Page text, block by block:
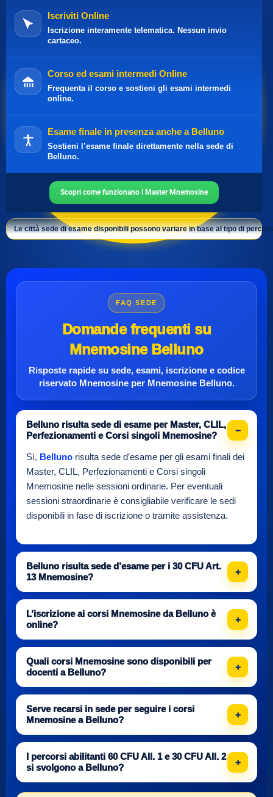
Iscriviti Online
Iscrizione interamente telematica. Nessun invio
cartaceo.
Corso ed esami intermedi Online
Frequenta il corso e sostieni gli esami intermedi
online.
Esame finale in presenza anche a Belluno
Sostieni l’esame finale direttamente nella sede di
Belluno.
Scopri come funzionano i Master Mnemosine
Le città sede di esame disponibili possono variare in base al tipo di
FAQ SEDE
Domande frequenti su
Mnemosine Belluno
Risposte rapide su sede, esami, iscrizione e codice
riservato Mnemosineper Mnemosine Belluno.
Belluno risulta sede di esame per Master, CLIL,
Perfezionamenti e Corsi singoli Mnemosine?
Sì, Belluno risulta sede d’esame per gli esami finali dei
Master, CLIL, Perfezionamenti e Corsi singoli
Mnemosine nelle sessioni ordinarie. Per eventuali
sessioni straordinarie è consigliabile verificare le sedi
disponibili in fase di iscrizione o tramite assistenza.
Belluno risulta sede d’esame per i 30 CFU Art.
13 Mnemosine?
L’iscrizione ai corsi Mnemosine da Belluno è
online?
Quali corsi Mnemosine sono disponibili per
docenti a Belluno?
Serve recarsi in sede per seguire i corsi
Mnemosine a Belluno?
I percorsi abilitanti 60 CFU All. 1 e 30 CFU All. 2
si svolgono a Belluno?